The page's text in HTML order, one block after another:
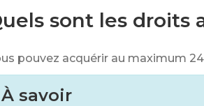
sont les droits
pouvez acquérir au maximum
À savoir